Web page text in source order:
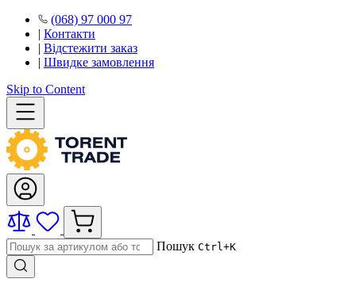
(068) 97 000 97
| Контакти
| Відстежити заказ
| Швидке замовлення
Skip to Content
Пошук Ctrl+K